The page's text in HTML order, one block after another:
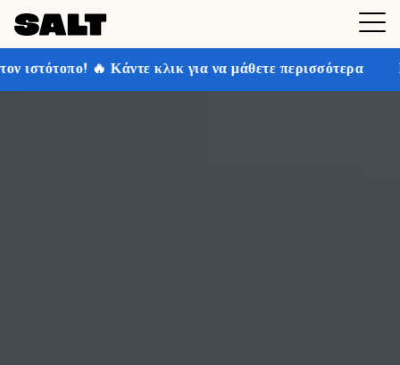
για να μάθετε περισσότερα Κερδίστε έως και